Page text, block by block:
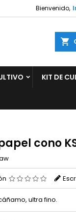
Bienvenido,
KIT DE
cono
ultra fino.